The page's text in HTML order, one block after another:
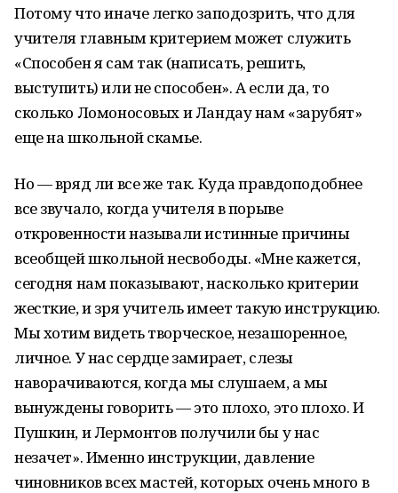
Потому что иначе легко заподозрить, что для
учителя главным критерием может служить
«Способен я сам так (написать, решить,
выступить) или не способен». А если да, то
сколько Ломоносовых и Ландау нам «зарубят»
еще на школьной скамье.
Но — вряд ли все же так. Куда правдоподобнее
все звучало, когда учителя в порыве
откровенности называли истинные причины
всеобщей школьной несвободы. «Мне кажется,
сегодня нам показывают, насколько критерии
жесткие, и зря учитель имеет такую инструкцию.
Мы хотим видеть творческое, незашоренное,
личное. У нас сердце замирает, слезы
наворачиваются, когда мы слушаем, а мы
вынуждены говорить — это плохо, это плохо. И
Пушкин, и Лермонтов получили бы у нас
незачет». Именно инструкции, давление
чиновников всех мастей, которых очень много в